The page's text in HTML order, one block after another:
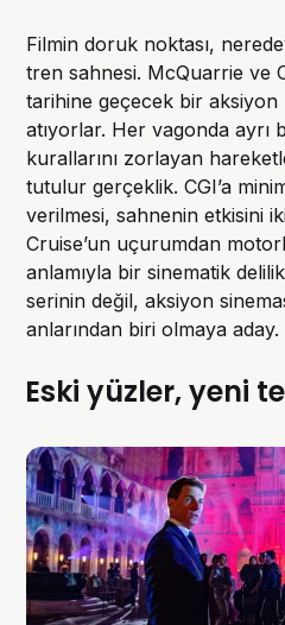
Filmin doruk noktası,
tren sahnesi. McQuarrie ve
tarihine geçecek bir
atıyorlar. Her vagonda ayrı
kurallarını zorlayan
tutulur gerçeklik. CGI’a
verilmesi, sahnenin etkisini
Cruise’un uçurumdan
anlamıyla bir sinematik
serinin değil, aksiyon
anlarından biri olmaya aday.
Eski yüzler, yeni